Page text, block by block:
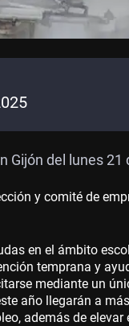
Gijón del lunes 21
y comité de
en el ámbito
temprana y
mediante un
año llegarán a
además de elevar